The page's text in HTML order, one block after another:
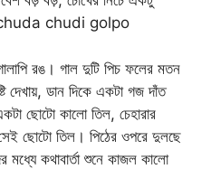
chuda chudi golpo
রঙ। গাল দুটি পিচ ফলের মতন
দেখায়, ডান দিকে একটা গজ দাঁত
ছোটো কালো তিল, চেহারার
ছোটো তিল। পিঠের ওপরে দুলছে
মধ্যে কথাবার্তা শুনে কাজল কালো